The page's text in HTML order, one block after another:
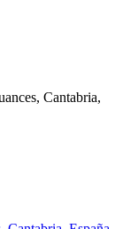
Cantabria,